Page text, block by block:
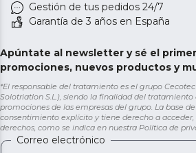
Gestión de tus pedidos 24/7
Garantía de 3 años en España
Apúntate al newsletter y sé el
promociones, nuevos productos y
*El responsable del tratamiento es el grupo
Solotriatlon S.L.), siendo la finalidad del
promociones de las empresas del grupo. La base
consentimiento explícito y tiene derecho a
derechos, como se indica en nuestra Política de
Correo electrónico